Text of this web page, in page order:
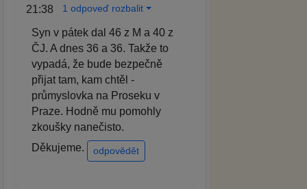
21:38
1 odpoveď rozbalit
Syn v pátek dal 46 z M a 40 z
ČJ. A dnes 36 a 36. Takže to
vypadá, že bude bezpečně
přijat tam, kam chtěl -
průmyslovka na Proseku v
Praze. Hodně mu pomohly
zkoušky nanečisto.
Děkujeme.
odpovědět